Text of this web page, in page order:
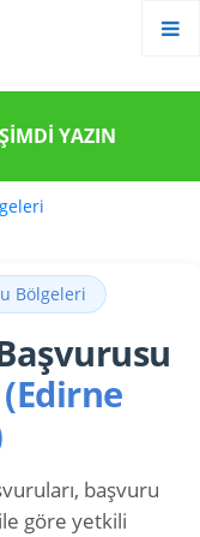
ŞIMDI YAZIN
Bölgeleri
(Edirne
başvuru
göre yetkili